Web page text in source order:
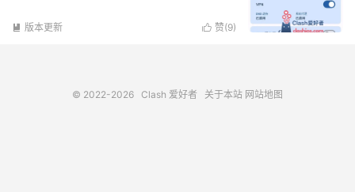
 赞(9)
 版本更新
© 2022-2026 Clash 爱好者 关于本站 网站地图